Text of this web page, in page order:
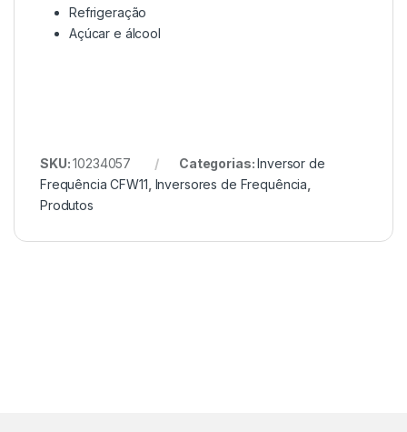
Refrigeração
Açúcar e álcool
SKU:10234057 Categorias:Inversor de
Frequência CFW11 Inversores de Frequência
Produtos